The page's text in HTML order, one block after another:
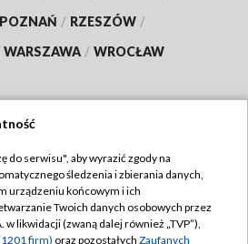
POZNAŃ / RZESZÓW /
WARSZAWA / WROCŁAW
TVP
Regulamin TVP
do serwisu", aby wyrazić zgody na
śledzenia i zbierania danych,
urządzeniu końcowym i ich
Twoich danych osobowych przez
w likwidacji (zwaną dalej również „TVP”),
firm) oraz pozostałych Zaufanych